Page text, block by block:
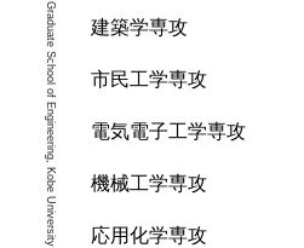
Graduate School of Engineering, Kobe University 建築学専攻
市民工学専攻
電気電子工学専攻
機械工学専攻
応用化学専攻